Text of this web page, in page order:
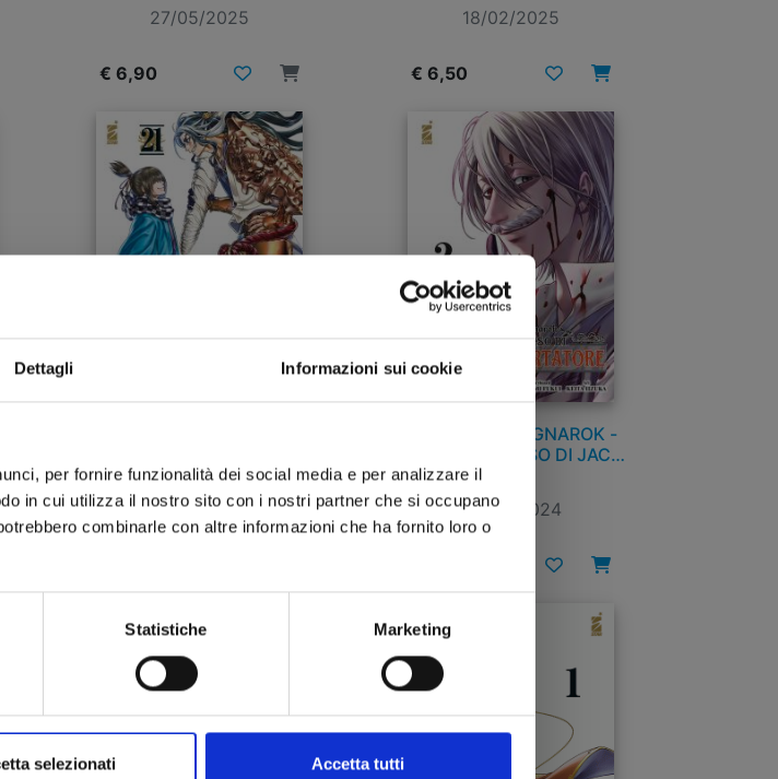
Dettagli Informazioni sui cookie
per fornire funzionalità dei social media e per analizzare il
in cui utilizza il nostro sito con i nostri partner che si occupano
combinarle con altre informazioni che ha fornito loro o
Statistiche Marketing
selezionati Accetta tutti
27/05/2025
€ 6,90
18/02/2025
€ 6,50
22/10/2024
RECORD OF RAGNAROK -
LO STRANO CASO DI JACK
LO SQUARTATORE n. 2
03/09/2024